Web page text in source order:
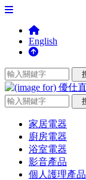
English
家居電器
廚房電器
浴室電器
影音產品
個人護理產品